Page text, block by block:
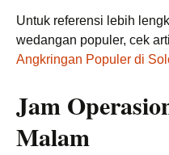
Untuk referensi lebih
wedangan populer, cek
Angkringan Populer di
Jam
Malam